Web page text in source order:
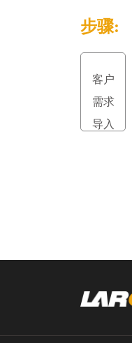
步骤:
客户
需求
导入